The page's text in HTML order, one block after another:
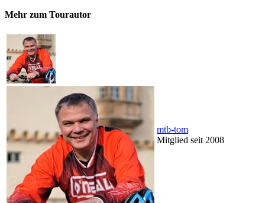
Mehr zum Tourautor
mtb-tom
Mitglied seit 2008